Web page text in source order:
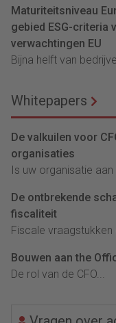
Maturiteitsniveau
gebied ESG-criteria
verwachtingen EU
Bijna helft van
Whitepapers
De valkuilen voor
organisaties
Is uw organisatie aan
De ontbrekende
fiscaliteit
Fiscale
Bouwen aan the
De rol van de CFO...